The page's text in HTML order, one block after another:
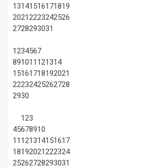
13141516171819
20212223242526
2728293031
1234567
891011 121314
15161718192021
22232425262728
2930
123
45678910
11 121314151617
18192021222324
25262728293031